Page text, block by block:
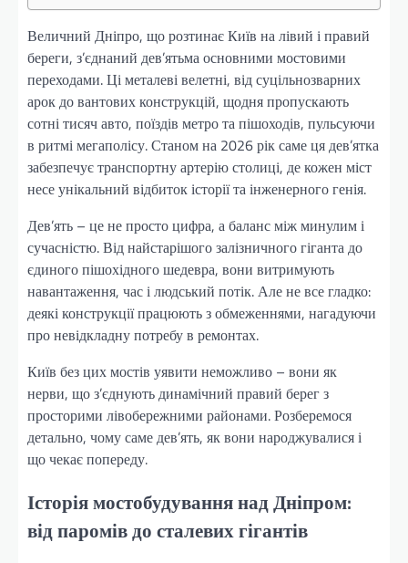
Величний Дніпро, що розтинає Київ на лівий і правий
береги, з’єднаний дев’ятьма основними мостовими
переходами. Ці металеві велетні, від суцільнозварних
арок до вантових конструкцій, щодня пропускають
сотні тисяч авто, поїздів метро та пішоходів, пульсуючи
в ритмі мегаполісу. Станом на 2026 рік саме ця дев’ятка
забезпечує транспортну артерію столиці, де кожен міст
несе унікальний відбиток історії та інженерного генія.
Дев’ять – це не просто цифра, а баланс між минулим і
сучасністю. Від найстарішого залізничного гіганта до
єдиного пішохідного шедевра, вони витримують
навантаження, час і людський потік. Але не все гладко:
деякі конструкції працюють з обмеженнями, нагадуючи
про невідкладну потребу в ремонтах.
Київ без цих мостів уявити неможливо – вони як
нерви, що з’єднують динамічний правий берег з
просторими лівобережними районами. Розберемося
детально, чому саме дев’ять, як вони народжувалися і
що чекає попереду.
Історія мостобудування над Дніпром:
від паромів до сталевих гігантів